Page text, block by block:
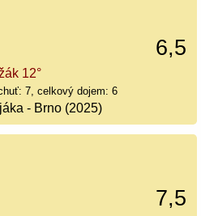
6,5
12°
7, celkový dojem: 6
- Brno (2025)
7,5